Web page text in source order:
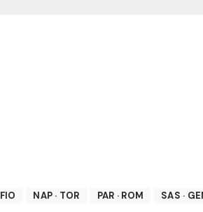
FIO NAP · TOR PAR · ROM SAS ·